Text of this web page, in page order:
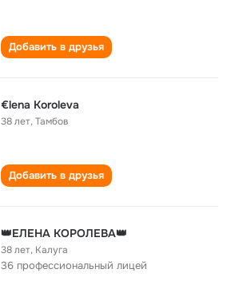
Добавить в друзья
€lena Koroleva
38 лет,Тамбов
Добавить в друзья
👑ЕЛЕНА КОРОЛЕВА👑
38 лет, Калуга
36 профессиональный лицей